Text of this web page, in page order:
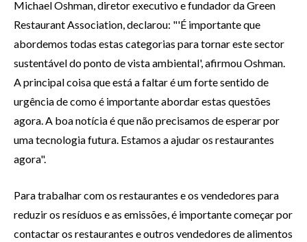
Michael Oshman, diretor executivo e fundador da Green
Restaurant Association, declarou: "'É importante que
abordemos todas estas categorias para tornar este sector
sustentável do ponto de vista ambiental', afirmou Oshman.
A principal coisa que está a faltar é um forte sentido de
urgência de como é importante abordar estas questões
agora. A boa notícia é que não precisamos de esperar por
uma tecnologia futura. Estamos a ajudar os restaurantes
agora".
Para trabalhar com os restaurantes e os vendedores para
reduzir os resíduos e as emissões, é importante começar por
contactar os restaurantes e outros vendedores de alimentos